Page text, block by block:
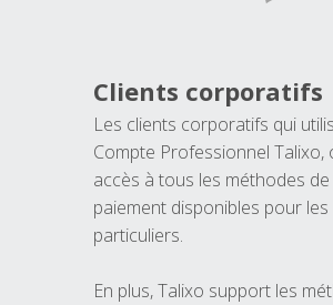
Clients corporatifs
Les clients corporatifs qui
Compte Professionnel Talixo,
accès à tous les méthodes de
paiement disponibles pour les
particuliers.
En plus, Talixo support les